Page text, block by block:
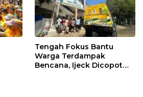
Tengah Fokus Bantu
Warga Terdampak
Bencana, Ijeck Dicopot